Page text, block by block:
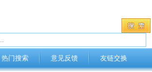
热门搜索 意见反馈 友链交换